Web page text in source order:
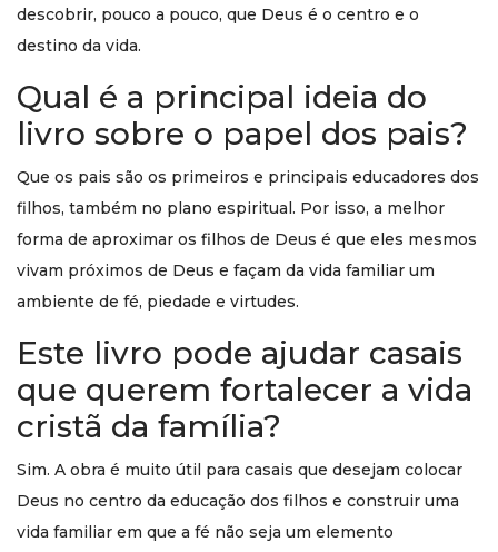
descobrir, pouco a pouco, que Deus é o centro e o
destino da vida.
Qual é a principal ideia do
livro sobre o papel dos pais?
Que os pais são os primeiros e principais educadores dos
filhos, também no plano espiritual. Por isso, a melhor
forma de aproximar os filhos de Deus é que eles mesmos
vivam próximos de Deus e façam da vida familiar um
ambiente de fé, piedade e virtudes.
Este livro pode ajudar casais
que querem fortalecer a vida
cristã da família?
Sim. A obra é muito útil para casais que desejam colocar
Deus no centro da educação dos filhos e construir uma
vida familiar em que a fé não seja um elemento